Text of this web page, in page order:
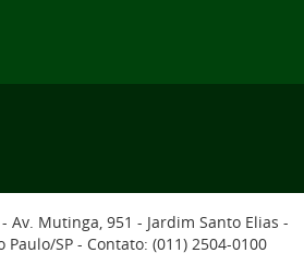
Av. Mutinga, 951 - Jardim Santo Elias -
Paulo/SP - Contato: (011) 2504-0100